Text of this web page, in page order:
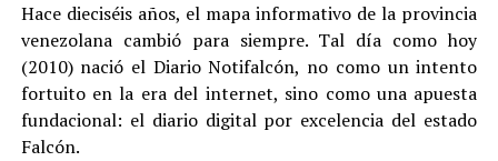
Hace dieciséis años, el mapa informativo de la provincia
venezolana cambió para siempre. Tal día como hoy
(2010) nació el Diario Notifalcón, no como un intento
fortuito en la era del internet, sino como una apuesta
fundacional: el diario digital por excelencia del estado
Falcón.